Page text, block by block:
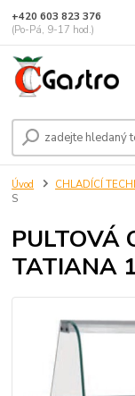
+420 603 823 376
(Po-Pá, 9-17 hod.)
Úvod CHLADÍCÍ
S
PULTOVÁ
TATIANA